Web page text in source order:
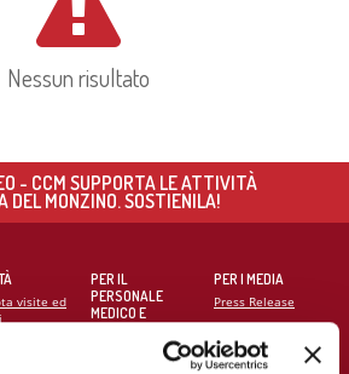
Nessun risultato
- CCM SUPPORTA LE ATTIVITÀ
DEL MONZINO. SOSTIENILA!
visite ed
PER IL
PERSONALE
MEDICO E
Eventi e Corsi
PER I MEDIA
Press Release
Notizie dal
Monzino